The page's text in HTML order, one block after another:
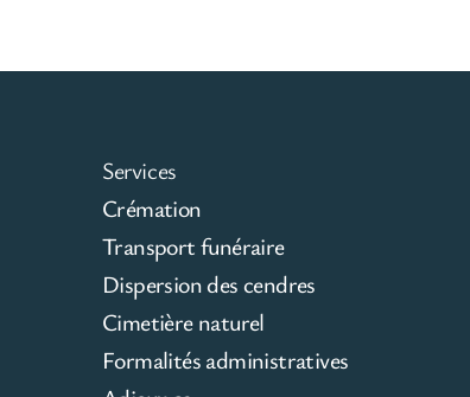
Services
Crémation
Transport funéraire
Dispersion des cendres
Cimetière naturel
Formalités administratives